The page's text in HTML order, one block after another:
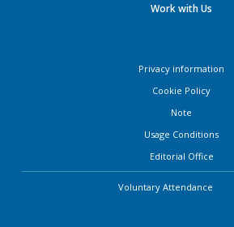
Work with Us
Privacy information
Cookie Policy
Note
Usage Conditions
Editorial Office
Voluntary Attendance